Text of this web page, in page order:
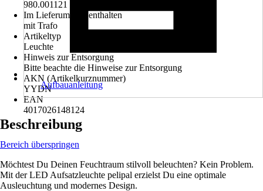
980.001121
Im Lieferumfang enthalten
mit Trafo
Artikeltyp
Leuchte
Hinweis zur Entsorgung
Bitte beachte die Hinweise zur Entsorgung
AKN (Artikelkurznummer)
YYDN
EAN
4017026148124
Aufbauanleitung
Beschreibung
Bereich überspringen
Möchtest Du Deinen Feuchtraum stilvoll beleuchten? Kein Problem.
Mit der LED Aufsatzleuchte pelipal erzielst Du eine optimale
Ausleuchtung und modernes Design.